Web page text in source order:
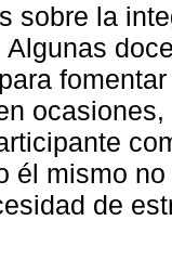
sobre la
él mismo
de